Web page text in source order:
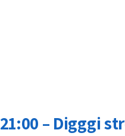
21:00 – Digggi